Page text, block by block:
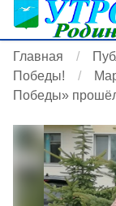
Главная
Победы!
Победы»